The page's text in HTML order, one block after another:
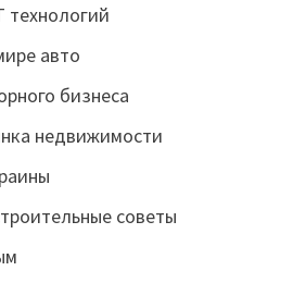
авто
бизнеса
недвижимости
советы